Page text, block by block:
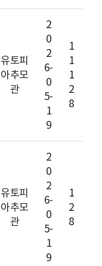
유토피
아추모
관
2
0
2
6-
0
5-
1
9
1
1
1
2
8
유토피
아추모
관
2
0
2
6-
0
5-
1
9
1
2
8